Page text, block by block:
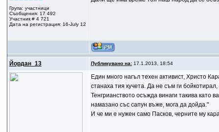
Група: участници
Съобщения: 17 492
Участник # 4 721
Дата на регистрация: 16-July 12
Йордан_13 Публикувано на:17.1.2013, 18:54
Един много нагъл техен активист, Христо
станаха тия кучета. Да не съм ги
Тенгрианството осъжда винаги такива
намазано със сапун въже, мога да дойда."
И че ми е нужен само Пасков, черните му